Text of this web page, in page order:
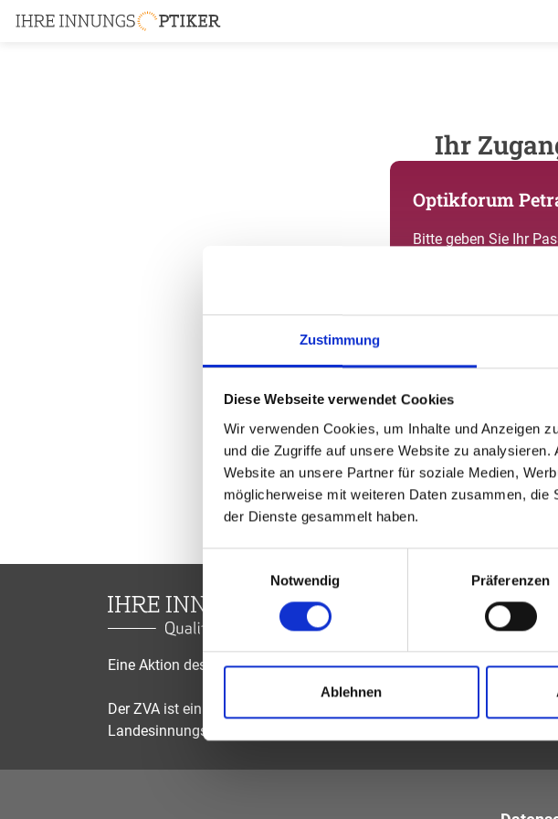
Zustimmung
Diese Webseite verwendet Cookies
Wir verwenden Cookies, um Inhalte und Anzeigen
und die Zugriffe auf unsere Website zu
Website an unsere Partner für soziale Medien,
möglicherweise mit weiteren Daten zusammen,
der Dienste gesammelt haben.
Notwendig
Präferenzen
Ablehnen
Ihr
Optikforum
Bitte geben Sie Ihr
Sie sind nicht
Eine Aktion des Zentralverbandes der Augenoptiker und
Der ZVA ist ein Bundesinnungsverband, seine Mitglieder sind die
Landesinnungsverbände und Landesinnungen des